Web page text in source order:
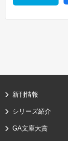
新刊情報
シリーズ紹介
GA文庫大賞